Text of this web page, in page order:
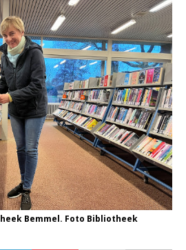
Bemmel. Foto Bibliotheek